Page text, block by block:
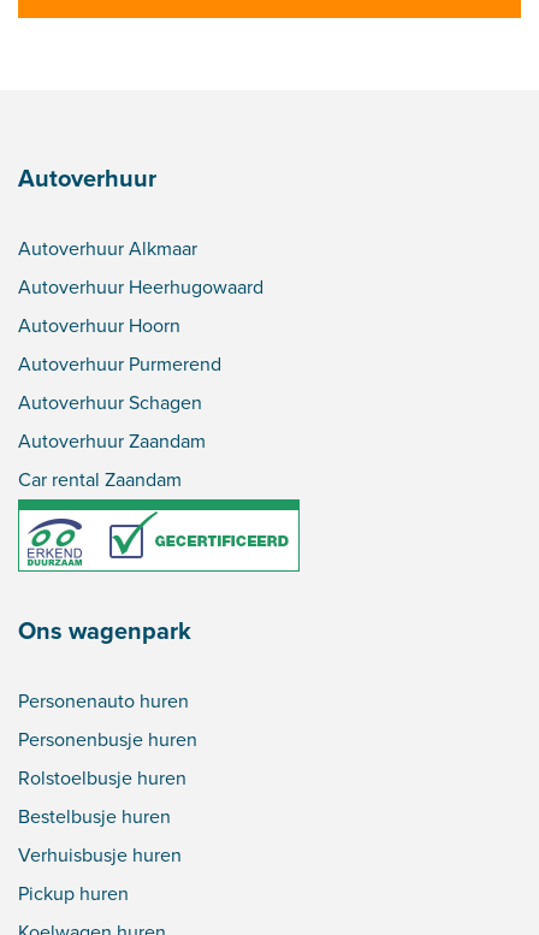
Autoverhuur
Autoverhuur Alkmaar
Autoverhuur Heerhugowaard
Autoverhuur Hoorn
Autoverhuur Purmerend
Autoverhuur Schagen
Autoverhuur Zaandam
Car rental Zaandam
Ons wagenpark
Personenauto huren
Personenbusje huren
Rolstoelbusje huren
Bestelbusje huren
Verhuisbusje huren
Pickup huren